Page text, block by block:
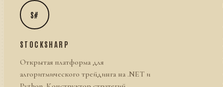
S#
STOCKSHARP
Открытая платформа для
алгоритмического трейдинга на .NET и